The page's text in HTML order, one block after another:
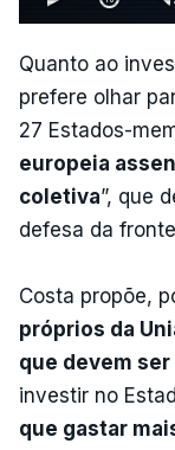
Quanto ao
prefere olhar
27 Estados-
europeia
coletiva”, que
defesa da
Costa propõe,
próprios da
que devem
investir no
que gastar